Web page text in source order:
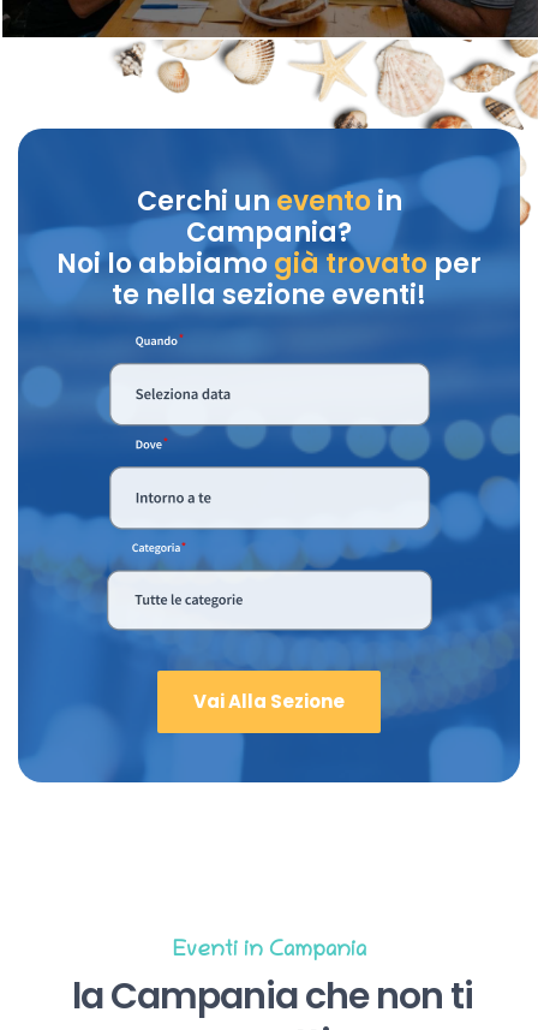
Cerchi unevento in
Campania?
Noi lo abbiamo già trovatoper
te nella sezione eventi!
Vai Alla Sezione
Eventi in Campania
la Campania che non ti